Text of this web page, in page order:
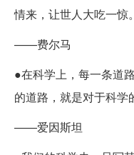
情来，让世人大吃一惊。
——费尔马
●在科学上，每一条道
的道路，就是对于科学
——爱因斯坦